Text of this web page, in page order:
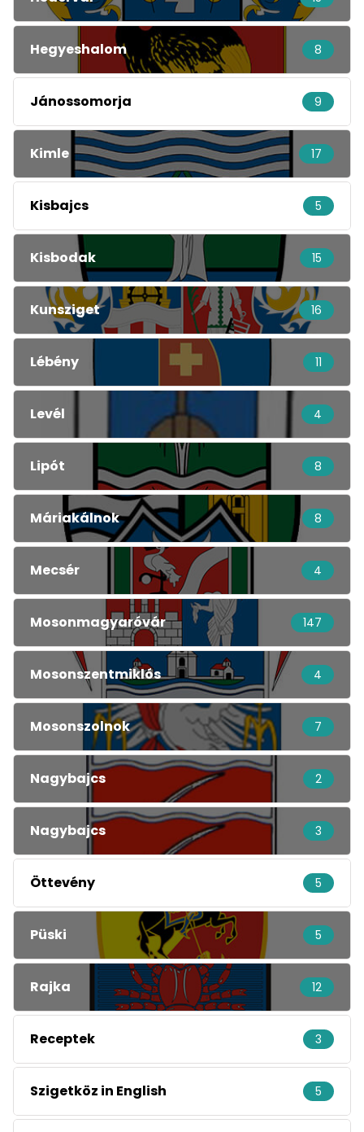
Hegyeshalom 8
Jánossomorja 9
Kimle 17
Kisbajcs 5
Kisbodak 15
Kunsziget 16
Lébény 11
Levél 4
Lipót 8
Máriakálnok 8
Mecsér 4
Mosonmagyaróvár 147
Mosonszentmiklós 4
Mosonszolnok 7
Nagybajcs 2
Nagybajcs 3
Öttevény 5
Püski 5
Rajka 12
Receptek 3
Szigetköz in English 5